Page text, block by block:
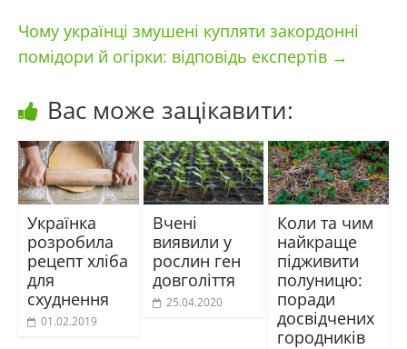
Чому українці змушені купляти закордонні
помідори й огірки: відповідь експертів →
Вас може зацікавити:
Українка
розробила
рецепт хліба
для
схуднення
01.02.2019
Вчені
виявили у
рослин ген
довголіття
25.04.2020
Коли та чим
найкраще
підживити
полуницю:
поради
досвідчених
городників